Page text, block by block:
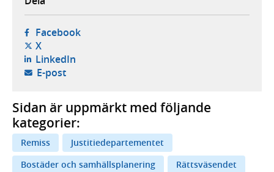
Facebook- öppnas i ny flik, extern webbplats,
X- öppnas i ny flik, extern webbplats,
LinkedIn- öppnas i ny flik, extern webbplats,
E-post- öppnar din e-postklient,
Sidan är uppmärkt med följande
kategorier:
Remiss
Justitiedepartementet
Bostäder och samhällsplanering
Rättsväsendet